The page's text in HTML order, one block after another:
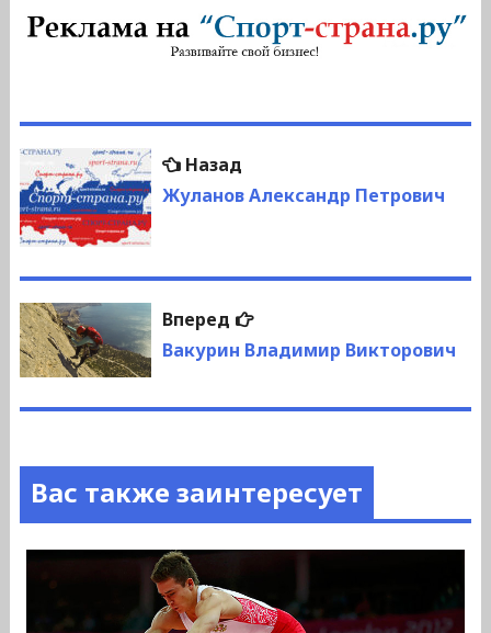
Навигация
по
записям
НазадПредыдущая
запись:
Жуланов Александр Петрович
Вперед
Следующая
запись:
Вакурин Владимир Викторович
Вас также заинтересует